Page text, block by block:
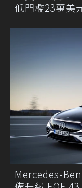
低門檻23萬美
Mercedes-